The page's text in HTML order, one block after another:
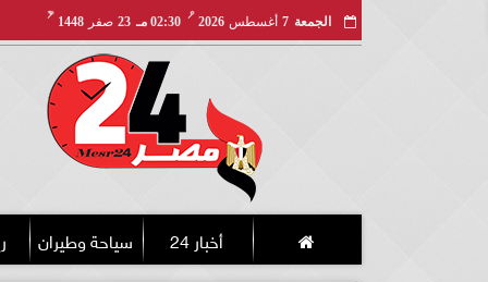
الجمعة 7 أغسطس 2026
مـ
02:30 مـ 23 صفر 1448
هـ
أخبار 24 سياحة وطيران